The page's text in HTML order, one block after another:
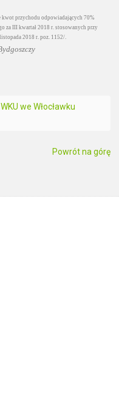
kwot przychodu odpowiadających 70%
za III kwartał 2018 r. stosowanych przy
2018 r. poz. 1152/.
we Włocławku
Powrót na górę